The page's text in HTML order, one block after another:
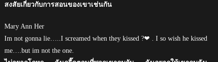
สงสัยเกี่ยวกับการสอนของเขาเช่นกัน
Mary Ann Her
Im not gonna lie…..I screamed when they kissed ?❤ . I so wish he kissed
me….but im not the one.